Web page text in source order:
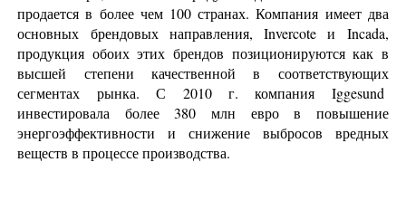
продается в более чем 100 странах. Компания имеет два
основных брендовых направления, Invercote и Incada,
продукция обоих этих брендов позиционируются как в
высшей степени качественной в соответствующих
сегментах рынка. С 2010 г. компания Iggesund
инвестировала более 380 млн евро в повышение
энергоэффективности и снижение выбросов вредных
веществ в процессе производства.